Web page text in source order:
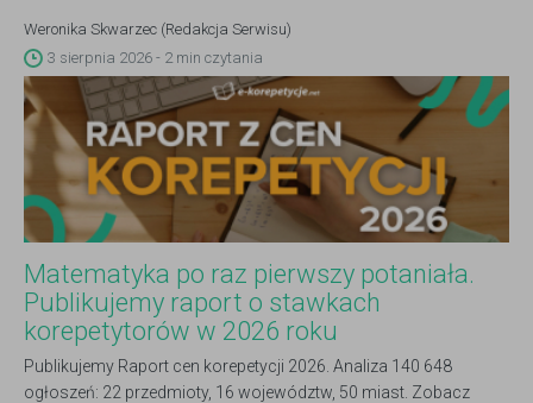
Weronika Skwarzec (Redakcja Serwisu)
3 sierpnia 2026 - 2 min czytania
Matematyka po raz pierwszy potaniała.
Publikujemy raport o stawkach
korepetytorów w 2026 roku
Publikujemy Raport cen korepetycji 2026. Analiza 140 648
ogłoszeń: 22 przedmioty, 16 województw, 50 miast. Zobacz